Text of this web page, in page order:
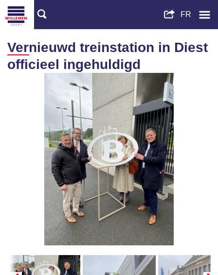
Vernieuwd treinstation in Diest
officieel ingehuldigd